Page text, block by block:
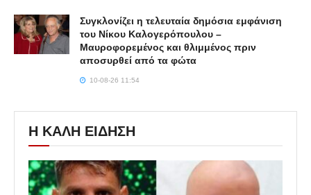
Συγκλονίζει η τελευταία δημόσια εμφάνιση
του Νίκου Καλογερόπουλου –
Μαυροφορεμένος και θλιμμένος πριν
αποσυρθεί από τα φώτα
10-08-26 11:54
Η ΚΑΛΗ ΕΙΔΗΣΗ